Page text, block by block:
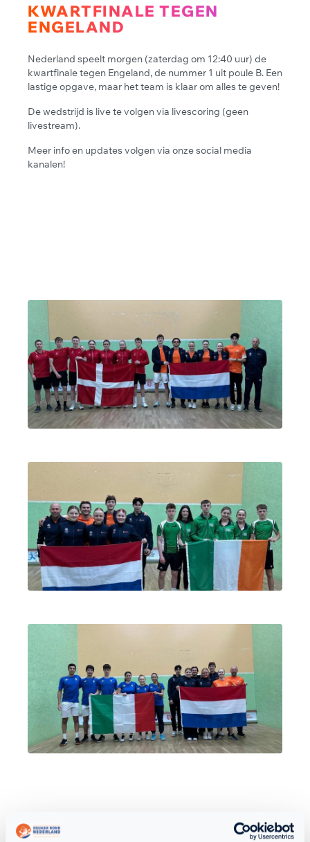
KWARTFINALE TEGEN
ENGELAND
Nederland speelt morgen (zaterdag om 12:40 uur) de
kwartfinale tegen Engeland, de nummer 1 uit poule B. Een
lastige opgave, maar het team is klaar om alles te geven!
De wedstrijd is live te volgen via livescoring (geen
livestream).
Meer info en updates volgen via onze social media
kanalen!